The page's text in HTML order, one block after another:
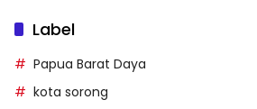
Label
Papua Barat Daya
kota sorong